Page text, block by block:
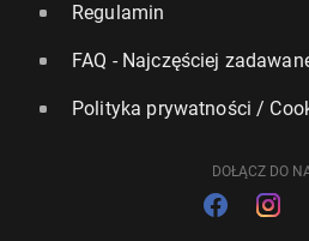
Regulamin
FAQ - Najczęściej
Polityka prywatności /
DOŁĄCZ DO